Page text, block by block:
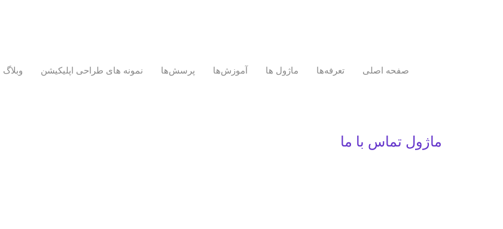
صفحه اصلی تعرفه‌ها ماژول ها آموزش‌ها پرسش‌ها نمونه های طراحی اپلیکیشن وبلاگ
ماژول تماس با ما